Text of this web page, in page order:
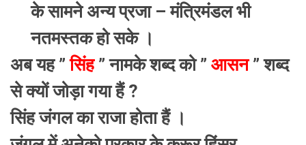
के सामने अन्य प्रजा – मंत्रिमंडल भी
नतमस्तक हो सके ।
अब यह ”सिंह” नामके शब्द को ” आसन” शब्द
से क्यों जोड़ा गया हैं ?
सिंह जंगल का राजा होता हैं ।